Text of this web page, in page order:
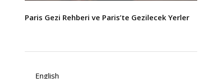
Paris Gezi Rehberi ve Paris’te Gezilecek Yerler
English